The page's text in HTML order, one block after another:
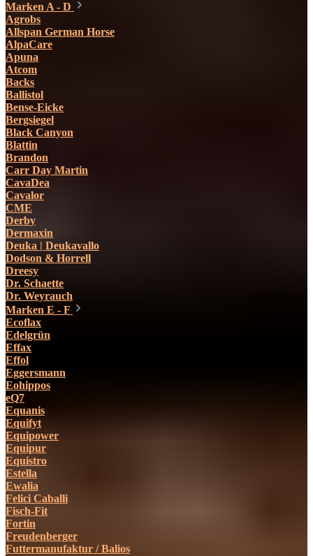
Marken A - D
Agrobs
Allspan German Horse
AlpaCare
Apuna
Atcom
Backs
Ballistol
Bense-Eicke
Bergsiegel
Black Canyon
Blattin
Brandon
Carr Day Martin
CavaDea
Cavalor
CME
Derby
Dermaxin
Deuka | Deukavallo
Dodson & Horrell
Dreesy
Dr. Schaette
Dr. Weyrauch
Marken E - F
Ecoflax
Edelgrün
Effax
Effol
Eggersmann
Eohippos
eQ7
Equanis
Equifyt
Equipower
Equipur
Equistro
Estella
Ewalia
Felici Caballi
Fisch-Fit
Fortin
Freudenberger
Futtermanufaktur / Balios